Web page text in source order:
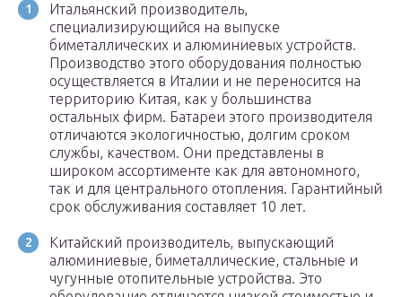
Итальянский производитель,
специализирующийся на выпуске
биметаллических и алюминиевых устройств.
Производство этого оборудования полностью
осуществляется в Италии и не переносится на
территорию Китая, как у большинства
остальных фирм. Батареи этого производителя
отличаются экологичностью, долгим сроком
службы, качеством. Они представлены в
широком ассортименте как для автономного,
так и для центрального отопления. Гарантийный
срок обслуживания составляет 10 лет.
Китайский производитель, выпускающий
алюминиевые, биметаллические, стальные и
чугунные отопительные устройства. Это